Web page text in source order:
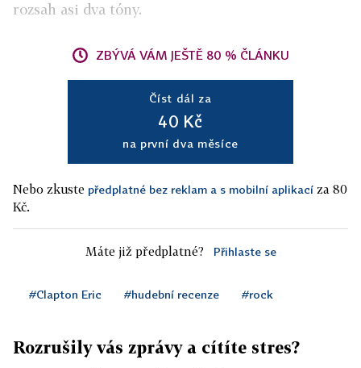
rozsah asi dva tóny.
ZBÝVÁ VÁM JEŠTĚ 80 % ČLÁNKU
Číst dál za
40 Kč
na první dva měsíce
Nebo zkuste předplatné bez reklam a s mobilní aplikací za 80
Kč.
Máte již předplatné? Přihlaste se
#Clapton Eric #hudební recenze #rock
Rozrušily vás zprávy a cítíte stres?